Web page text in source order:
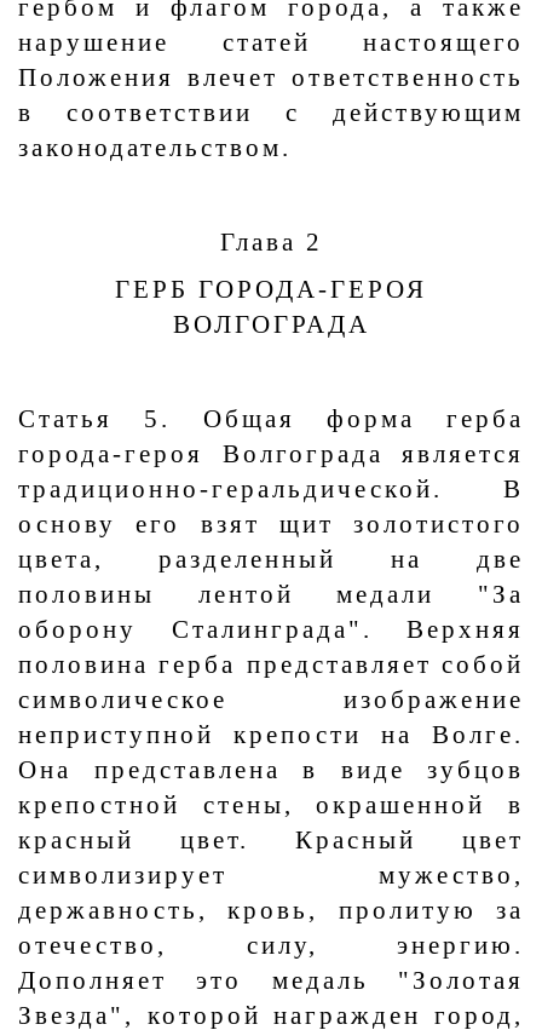
гербом и флагом города, а также
нарушение статей настоящего
Положения влечет ответственность
в соответствии с действующим
законодательством.
Глава 2
ГЕРБ ГОРОДА-ГЕРОЯ
ВОЛГОГРАДА
Статья 5. Общая форма герба
города-героя Волгограда является
традиционно-геральдической. В
основу его взят щит золотистого
цвета, разделенный на две
половины лентой медали "За
оборону Сталинграда". Верхняя
половина герба представляет собой
символическое изображение
неприступной крепости на Волге.
Она представлена в виде зубцов
крепостной стены, окрашенной в
красный цвет. Красный цвет
символизирует мужество,
державность, кровь, пролитую за
отечество, силу, энергию.
Дополняет это медаль "Золотая
Звезда", которой награжден город,